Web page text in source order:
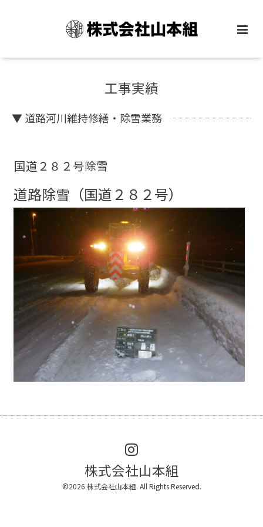
工事実績
▼ 道路河川維持修繕・除雪業務
国道２８２号除雪
道路除雪（国道２８２号）
株式会社山本組
©2026 株式会社山本組. All Rights Reserved.